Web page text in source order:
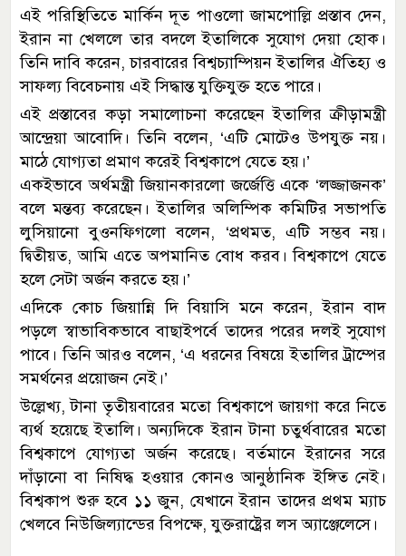
এই পরিস্থিতিতে মার্কিন দূত পাওলো জামপোল্লি প্রস্তাব দেন,
ইরান না খেললে তার বদলে ইতালিকে সুযোগ দেয়া হোক।
তিনি দাবি করেন, চারবারের বিশ্বচ্যাম্পিয়ন ইতালির ঐতিহ্য ও
সাফল্য বিবেচনায় এই সিদ্ধান্ত যুক্তিযুক্ত হতে পারে।
এই প্রস্তাবের কড়া সমালোচনা করেছেন ইতালির ক্রীড়ামন্ত্রী
আন্দ্রেয়া আবোদি। তিনি বলেন, ‘এটি মোটেও উপযুক্ত নয়।
মাঠে যোগ্যতা প্রমাণ করেই বিশ্বকাপে যেতে হয়।’
একইভাবে অর্থমন্ত্রী জিয়ানকারলো জর্জেত্তি একে ‘লজ্জাজনক’
বলে মন্তব্য করেছেন। ইতালির অলিম্পিক কমিটির সভাপতি
লুসিয়ানো বুওনফিগলো বলেন, ‘প্রথমত, এটি সম্ভব নয়।
দ্বিতীয়ত, আমি এতে অপমানিত বোধ করব। বিশ্বকাপে যেতে
হলে সেটা অর্জন করতে হয়।’
এদিকে কোচ জিয়ান্নি দি বিয়াসি মনে করেন, ইরান বাদ
পড়লে স্বাভাবিকভাবে বাছাইপর্বে তাদের পরের দলই সুযোগ
পাবে। তিনি আরও বলেন, ‘এ ধরনের বিষয়ে ইতালির ট্রাম্পের
সমর্থনের প্রয়োজন নেই।’
উল্লেখ্য, টানা তৃতীয়বারের মতো বিশ্বকাপে জায়গা করে নিতে
ব্যর্থ হয়েছে ইতালি। অন্যদিকে ইরান টানা চতুর্থবারের মতো
বিশ্বকাপে যোগ্যতা অর্জন করেছে। বর্তমানে ইরানের সরে
দাঁড়ানো বা নিষিদ্ধ হওয়ার কোনও আনুষ্ঠানিক ইঙ্গিত নেই।
বিশ্বকাপ শুরু হবে ১১ জুন, যেখানে ইরান তাদের প্রথম ম্যাচ
খেলবে নিউজিল্যান্ডের বিপক্ষে, যুক্তরাষ্ট্রের লস অ্যাঞ্জেলেসে।